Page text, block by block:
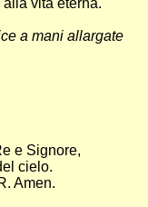
vita eterna.
a mani allargate
e Signore,
cielo.
Amen.